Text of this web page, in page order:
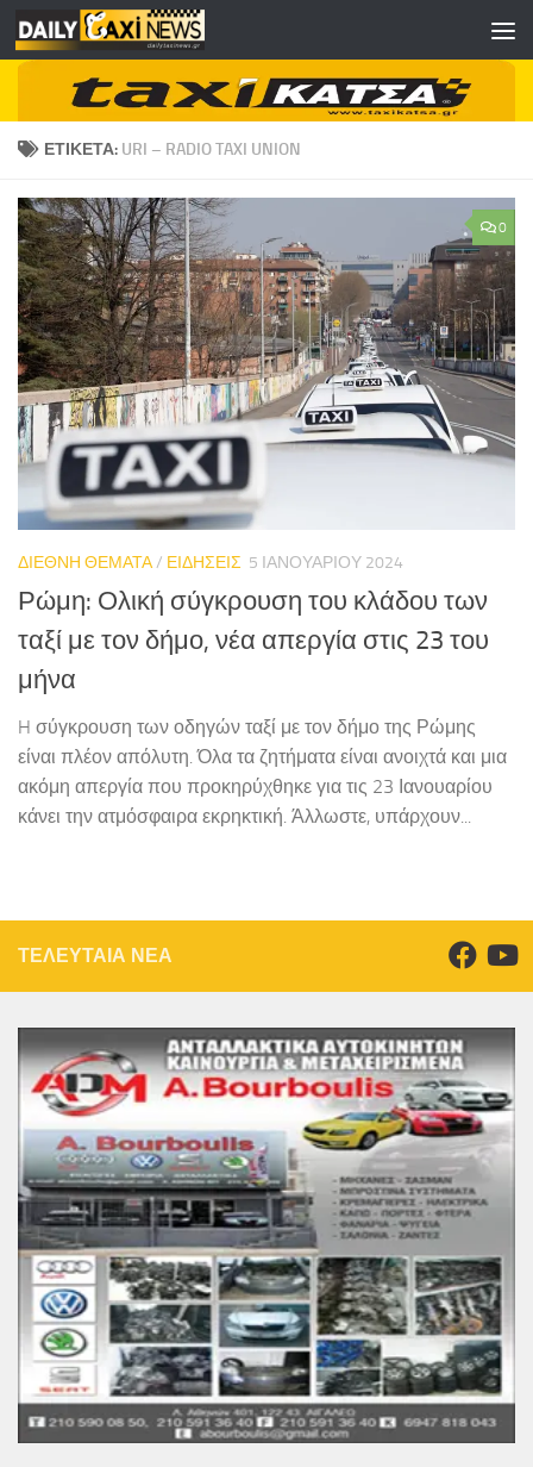
Skip to content
ΕΤΙΚΈΤΑ: URI – RADIO TAXI UNION
0
ΔΙΕΘΝΗ ΘΕΜΑΤΑ/ ΕΙΔΗΣΕΙΣ 5 ΙΑΝΟΥΑΡΊΟΥ 2024
Ρώμη: Ολική σύγκρουση του κλάδου των
ταξί με τον δήμο, νέα απεργία στις 23 του
μήνα
H σύγκρουση των οδηγών ταξί με τον δήμο της Ρώμης
είναι πλέον απόλυτη. Όλα τα ζητήματα είναι ανοιχτά και μια
ακόμη απεργία που προκηρύχθηκε για τις 23 Ιανουαρίου
κάνει την ατμόσφαιρα εκρηκτική. Άλλωστε, υπάρχουν...
ΤΕΛΕΥΤΑΙΑ ΝΕΑ